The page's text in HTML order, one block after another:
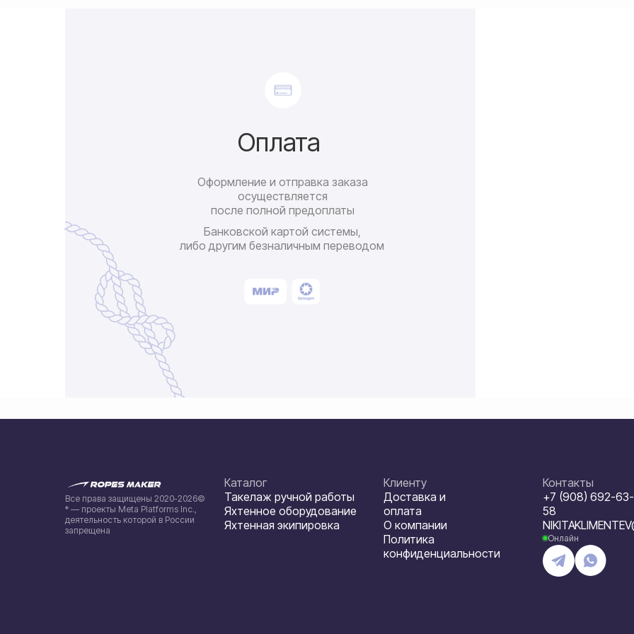
Банковской картой системы,
либо другим безналичным переводом
Оплата
Оформление и отправка заказа
осуществляется
после полной предоплаты
Все права защищены 2020-2026©
* — проекты Meta Platforms Inc.,
деятельность которой в России
запрещена
Каталог
Такелаж ручной работы
Яхтенное оборудование
Яхтенная экипировка
Клиенту
Доставка и
оплата
О компании
Политика
конфиденциальности
Контакты
+7 (908) 692-63-
58
Онлайн